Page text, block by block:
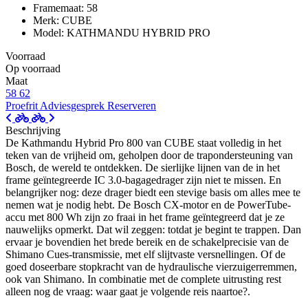
Framemaat: 58
Merk: CUBE
Model: KATHMANDU HYBRID PRO
Voorraad
Op voorraad
Maat
58 62
Proefrit Adviesgesprek Reserveren
Beschrijving
De Kathmandu Hybrid Pro 800 van CUBE staat volledig in het
teken van de vrijheid om, geholpen door de trapondersteuning van
Bosch, de wereld te ontdekken. De sierlijke lijnen van de in het
frame geïntegreerde IC 3.0-bagagedrager zijn niet te missen. En
belangrijker nog: deze drager biedt een stevige basis om alles mee te
nemen wat je nodig hebt. De Bosch CX-motor en de PowerTube-
accu met 800 Wh zijn zo fraai in het frame geïntegreerd dat je ze
nauwelijks opmerkt. Dat wil zeggen: totdat je begint te trappen. Dan
ervaar je bovendien het brede bereik en de schakelprecisie van de
Shimano Cues-transmissie, met elf slijtvaste versnellingen. Of de
goed doseerbare stopkracht van de hydraulische vierzuigerremmen,
ook van Shimano. In combinatie met de complete uitrusting rest
alleen nog de vraag: waar gaat je volgende reis naartoe?.